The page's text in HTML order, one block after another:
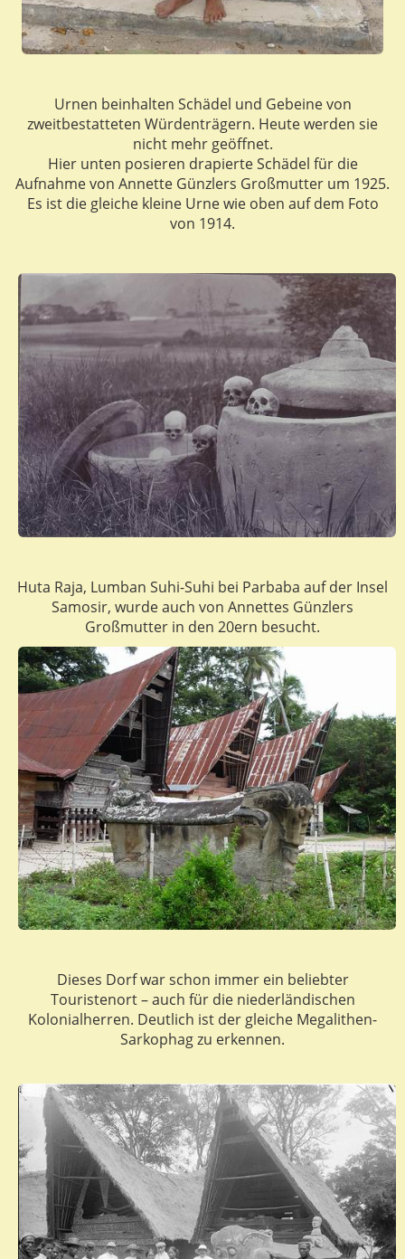
Urnen beinhalten Schädel und Gebeine von
zweitbestatteten Würdenträgern. Heute werden sie
nicht mehr geöffnet.
Hier unten posieren drapierte Schädel für die
Aufnahme von Annette Günzlers Großmutter um 1925.
Es ist die gleiche kleine Urne wie oben auf dem Foto
von 1914.
Huta Raja, Lumban Suhi-Suhi bei Parbaba auf der Insel
Samosir, wurde auch von Annettes Günzlers
Großmutter in den 20ern besucht.
Dieses Dorf war schon immer ein beliebter
Touristenort – auch für die niederländischen
Kolonialherren. Deutlich ist der gleiche Megalithen-
Sarkophag zu erkennen.